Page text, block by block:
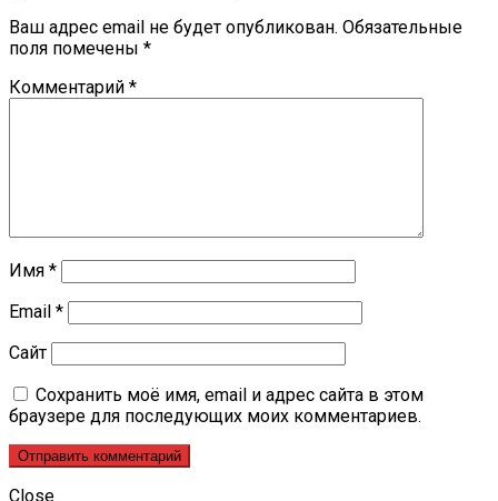
Ваш адрес email не будет опубликован. Обязательные
поля помечены *
Комментарий *
Имя *
Email *
Сайт
Сохранить моё имя, email и адрес сайта в этом
браузере для последующих моих комментариев.
Close